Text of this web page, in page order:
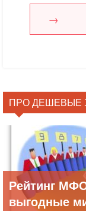
ПРО ДЕШЕВЫЕ
Рейтинг
выгодные